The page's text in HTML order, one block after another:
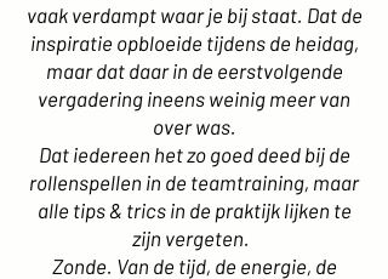
vaak verdampt waar je bij staat. Dat de
inspiratie opbloeide tijdens de heidag,
maar dat daar in de eerstvolgende
vergadering ineens weinig meer van
over was.
Dat iedereen het zo goed deed bij de
rollenspellen in de teamtraining, maar
alle tips & trics in de praktijk lijken te
zijn vergeten.
Zonde. Van de tijd, de energie, de